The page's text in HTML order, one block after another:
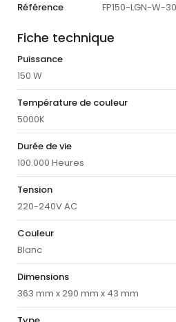
Référence
FP150-LGN-W-
Fiche technique
Puissance
150 W
Température de couleur
5000K
Durée de vie
100.000 Heures
Tension
220-240V AC
Couleur
Blanc
Dimensions
363 mm x 290 mm x 43 mm